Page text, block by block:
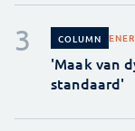
COLUMN
'Maak van
standaard'